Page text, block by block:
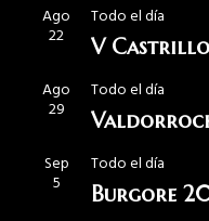
Ago
22
Todo el día
V
Ago
29
Todo el día
Sep
5
Todo el día
Burgore